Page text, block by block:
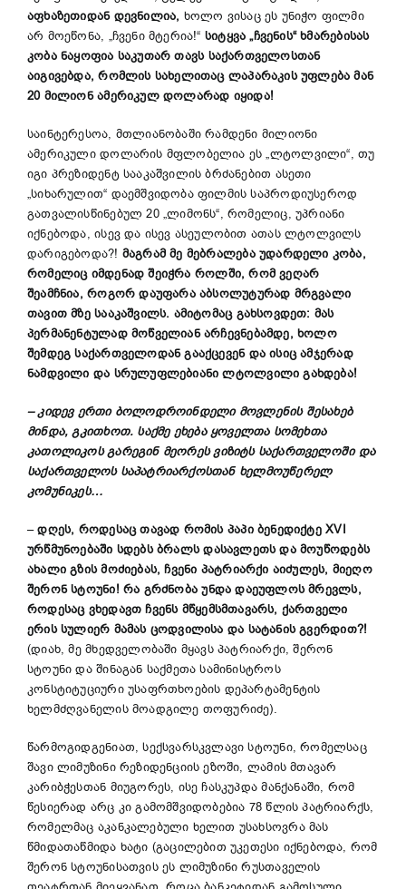
აფხაზეთიდან დევნილია, ხოლო ვისაც ეს უნიჭო ფილმი
არ მოეწონა, „ჩვენი მტერია!“ სიტყვა „ჩვენის“ ხმარებისას
კობა ნაყოფია საკუთარ თავს საქართველოსთან
აიგივებდა,რომლის სახელითაც ლაპარაკის უფლება მან
20 მილიონ ამერიკულ დოლარად იყიდა!
საინტერესოა, მთლიანობაში რამდენი მილიონი
ამერიკული დოლარის მფლობელია ეს „ლტოლვილი“, თუ
იგი პრეზიდენტ სააკაშვილის ბრძანებით ასეთი
„სიხარულით“ დაემშვიდობა ფილმის საპროდიუსეროდ
გათვალისწინებულ 20 „ლიმონს“, რომელიც, უპრიანი
იქნებოდა, ისევ და ისევ ასეულობით ათას ლტოლვილს
დარიგებოდა?! მაგრამ მე მებრალება უდარდელი კობა,
რომელიც იმდენად შეიჭრა როლში,რომ ვეღარ
შეამჩნია,როგორ დაუფარა აბსოლუტურად მრგვალი
თავით მზე სააკაშვილს. ამიტომაც გახსოვდეთ: მას
პერმანენტულად მოწველიან არჩევნებამდე, ხოლო
შემდეგ საქართველოდან გააქცევენ და ისიც ამჯერად
ნამდვილი და სრულუფლებიანი ლტოლვილი გახდება!
– კიდევ ერთი ბოლოდროინდელი მოვლენის შესახებ
მინდა, გკითხოთ. საქმე ეხება ყოველთა სომეხთა
კათოლიკოს გარეგინ მეორეს ვიზიტს საქართველოში და
საქართველოს საპატრიარქოსთან ხელმოუწერელ
კომუნიკეს…
–დღეს, როდესაც თავად რომის პაპი ბენედიქტეXVI
ურწმუნოებაში სდებს ბრალს დასავლეთს და მოუწოდებს
ახალი გზის მოძიებას,ჩვენი პატრიარქი აიძულეს, მიეღო
შერონ სტოუნი! რა გრძნობა უნდა დაეუფლოს მრევლს,
როდესაც ვხედავთ ჩვენს მწყემსმთავარს, ქართველი
ერის სულიერ მამას ცოდვილისა და სატანის გვერდით?!
(დიახ, მე მხედველობაში მყავს პატრიარქი, შერონ
სტოუნი და შინაგან საქმეთა სამინისტროს
კონსტიტუციური უსაფრთხოების დეპარტამენტის
ხელმძღვანელის მოადგილე თოფურიძე).
წარმოგიდგენიათ, სექსვარსკვლავი სტოუნი, რომელსაც
შავი ლიმუზინი რეზიდენციის ეზოში, ლამის მთავარ
კარიბჭესთან მიუგორეს, ისე ჩასკუპდა მანქანაში, რომ
წესიერად არც კი გამომშვიდობებია 78 წლის პატრიარქს,
რომელმაც აკანკალებული ხელით უსახსოვრა მას
წმიდათაწმიდა ხატი (გაცილებით უკეთესი იქნებოდა, რომ
შერონ სტოუნისათვის ეს ლიმუზინი რუსთაველის